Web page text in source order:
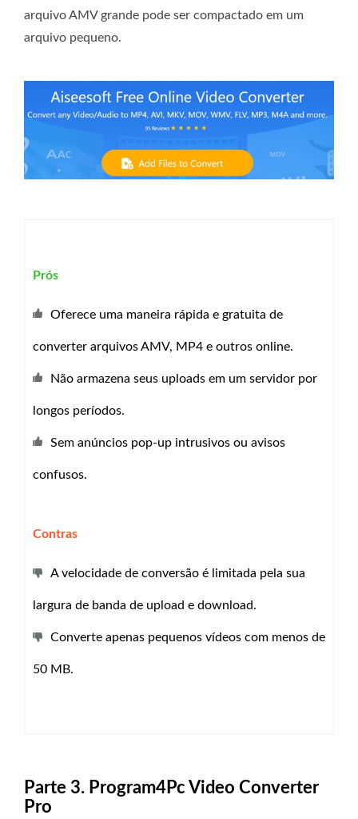
arquivo AMV grande pode ser compactado em um
arquivo pequeno.
Prós
Oferece uma maneira rápida e gratuita de
converter arquivos AMV, MP4 e outros online.
Não armazena seus uploads em um servidor por
longos períodos.
Sem anúncios pop-up intrusivos ou avisos
confusos.
Contras
A velocidade de conversão é limitada pela sua
largura de banda de upload e download.
Converte apenas pequenos vídeos com menos de
50 MB.
Parte 3. Program4Pc Video Converter
Pro